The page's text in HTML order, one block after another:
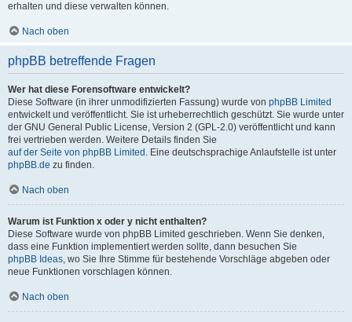
erhalten und diese verwalten können.
Nach oben
phpBB betreffende Fragen
Wer hat diese Forensoftware entwickelt?
Diese Software (in ihrer unmodifizierten Fassung) wurde von phpBB Limited
entwickelt und veröffentlicht. Sie ist urheberrechtlich geschützt. Sie wurde unter
der GNU General Public License, Version 2 (GPL-2.0) veröffentlicht und kann
frei vertrieben werden. Weitere Details finden Sie
auf der Seite von phpBB Limited . Eine deutschsprachige Anlaufstelle ist unter
phpBB.de zu finden.
Nach oben
Warum ist Funktion x oder y nicht enthalten?
Diese Software wurde von phpBB Limited geschrieben. Wenn Sie denken,
dass eine Funktion implementiert werden sollte, dann besuchen Sie
phpBB Ideas, wo Sie Ihre Stimme für bestehende Vorschläge abgeben oder
neue Funktionen vorschlagen können.
Nach oben